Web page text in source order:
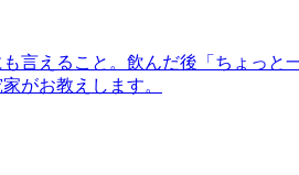
言えること。飲んだ後「ちょっ
がお教えします。